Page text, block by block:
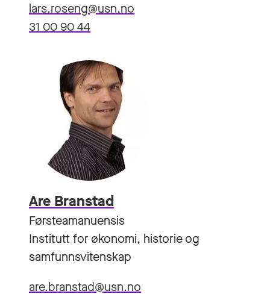
lars.roseng@usn.no
31 00 90 44
Are Branstad
Førsteamanuensis
Institutt for økonomi, historie og
samfunnsvitenskap
are.branstad@usn.no